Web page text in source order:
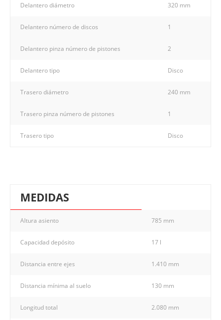
Delantero diámetro 320 mm
Delantero número de discos 1
Delantero pinza número de pistones 2
Delantero tipo Disco
Trasero diámetro 240 mm
Trasero pinza número de pistones 1
Trasero tipo Disco
MEDIDAS
Altura asiento 785 mm
Capacidad depósito 17 l
Distancia entre ejes 1.410 mm
Distancia mínima al suelo 130 mm
Longitud total 2.080 mm